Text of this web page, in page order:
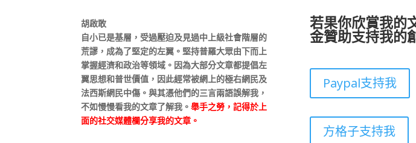
胡啟敢
自小已是基層，受過壓迫及見過中上級社會階層的
荒謬，成為了堅定的左翼。堅持普羅大眾由下而上
掌握經濟和政治等領域。因為大部分文章都提倡左
翼思想和普世價值，因此經常被網上的極右網民及
法西斯網民中傷。與其憑他們的三言兩語誤解我，
不如慢慢看我的文章了解我。舉手之勞，記得於上
面的社交媒體欄分享我的文章。
若果你欣賞我的
金贊助支持我的
Paypal支持我
方格子支持我